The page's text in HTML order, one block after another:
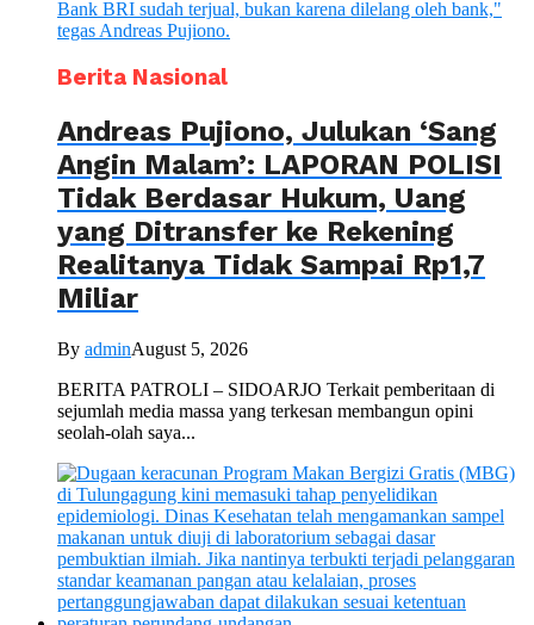
Berita Nasional
Andreas Pujiono, Julukan ‘Sang
Angin Malam’: LAPORAN POLISI
Tidak Berdasar Hukum, Uang
yang Ditransfer ke Rekening
Realitanya Tidak Sampai Rp1,7
Miliar
By adminAugust 5, 2026
BERITA PATROLI – SIDOARJO Terkait pemberitaan di
sejumlah media massa yang terkesan membangun opini
seolah-olah saya...